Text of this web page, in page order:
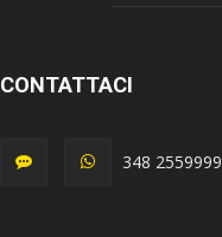
CONTATTACI
348 2559999